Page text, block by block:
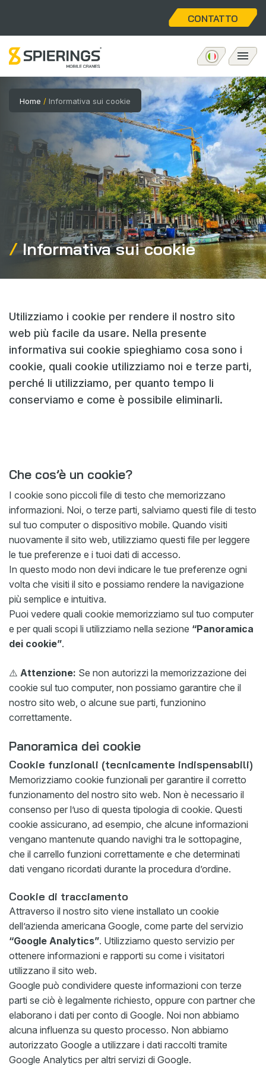
CONTATTO
Gru a torre mobile
Post-vendita
Chi siamo
Home
Eventi
Download
My Spierings
Informativa sui cookie
Home / Informativa sui cookie
Informativa sui cookie
Utilizziamo i cookie per rendere il nostro sito
web più facile da usare. Nella presente
informativa sui cookie spieghiamo cosa sono i
cookie, quali cookie utilizziamo noi e terze parti,
perché li utilizziamo, per quanto tempo li
conserviamo e come è possibile eliminarli.
Che cos’è un cookie?
I cookie sono piccoli file di testo che memorizzano
informazioni. Noi, o terze parti, salviamo questi file di testo
sul tuo computer o dispositivo mobile. Quando visiti
nuovamente il sito web, utilizziamo questi file per leggere
le tue preferenze e i tuoi dati di accesso.
In questo modo non devi indicare le tue preferenze ogni
volta che visiti il sito e possiamo rendere la navigazione
più semplice e intuitiva.
Puoi vedere quali cookie memorizziamo sul tuo computer
e per quali scopi li utilizziamo nella sezione “Panoramica
dei cookie”.
⚠️ Attenzione: Se non autorizzi la memorizzazione dei
cookie sul tuo computer, non possiamo garantire che il
nostro sito web, o alcune sue parti, funzionino
correttamente.
Panoramica dei cookie
Cookie funzionali (tecnicamente indispensabili)
Memorizziamo cookie funzionali per garantire il corretto
funzionamento del nostro sito web. Non è necessario il
consenso per l’uso di questa tipologia di cookie. Questi
cookie assicurano, ad esempio, che alcune informazioni
vengano mantenute quando navighi tra le sottopagine,
che il carrello funzioni correttamente e che determinati
dati vengano ricordati durante la procedura d’ordine.
Cookie di tracciamento
Attraverso il nostro sito viene installato un cookie
dell’azienda americana Google, come parte del servizio
“Google Analytics”. Utilizziamo questo servizio per
ottenere informazioni e rapporti su come i visitatori
utilizzano il sito web.
Google può condividere queste informazioni con terze
parti se ciò è legalmente richiesto, oppure con partner che
elaborano i dati per conto di Google. Noi non abbiamo
alcuna influenza su questo processo. Non abbiamo
autorizzato Google a utilizzare i dati raccolti tramite
Google Analytics per altri servizi di Google.